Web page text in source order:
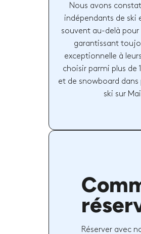
Nous avons
indépendants de ski
souvent au-delà pour
garantissant
exceptionnelle à
choisir parmi plus de
et de snowboard
ski sur
Réserver avec